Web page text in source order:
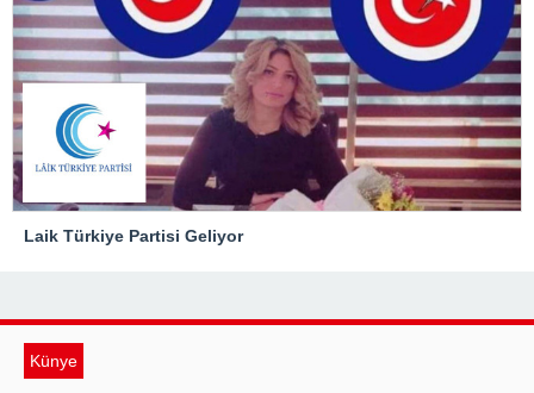
Laik Türkiye Partisi Geliyor
Künye